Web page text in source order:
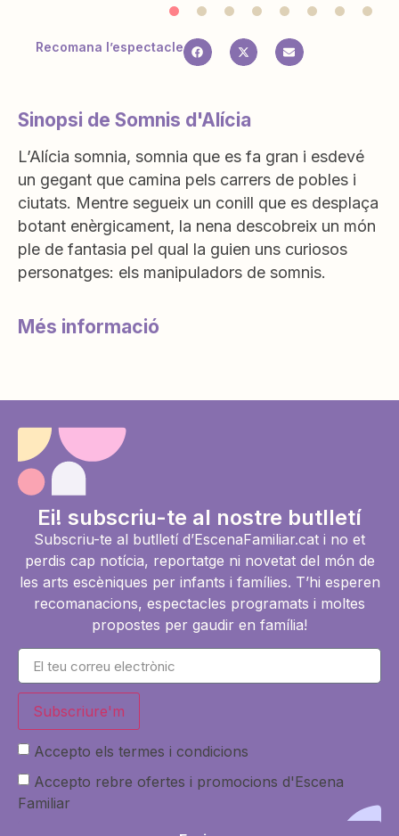
Recomana l’espectacle
Sinopsi de Somnis d'Alícia
L’Alícia somnia, somnia que es fa gran i esdevé
un gegant que camina pels carrers de pobles i
ciutats. Mentre segueix un conill que es desplaça
botant enèrgicament, la nena descobreix un món
ple de fantasia pel qual la guien uns curiosos
personatges: els manipuladors de somnis.
Més informació
Ei! subscriu-te al nostre butlletí
Subscriu-te al butlletí d’EscenaFamiliar.cat i no et
perdis cap notícia, reportatge ni novetat del món de
les arts escèniques per infants i famílies. T’hi esperen
recomanacions, espectacles programats i moltes
propostes per gaudir en família!
Subscriure'm
Accepto els termes i condicions
Accepto rebre ofertes i promocions d'Escena
Familiar